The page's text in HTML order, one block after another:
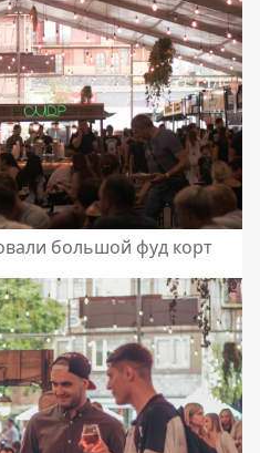
большой фуд корт